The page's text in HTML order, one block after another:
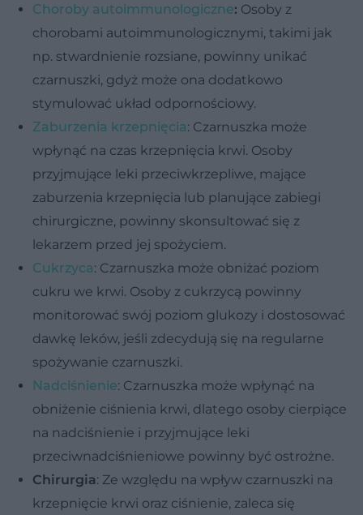
Choroby autoimmunologiczne: Osoby z
chorobami autoimmunologicznymi, takimi jak
np. stwardnienie rozsiane, powinny unikać
czarnuszki, gdyż może ona dodatkowo
stymulować układ odpornościowy.
Zaburzenia krzepnięcia: Czarnuszka może
wpłynąć na czas krzepnięcia krwi. Osoby
przyjmujące leki przeciwkrzepliwe, mające
zaburzenia krzepnięcia lub planujące zabiegi
chirurgiczne, powinny skonsultować się z
lekarzem przed jej spożyciem.
Cukrzyca: Czarnuszka może obniżać poziom
cukru we krwi. Osoby z cukrzycą powinny
monitorować swój poziom glukozy i dostosować
dawkę leków, jeśli zdecydują się na regularne
spożywanie czarnuszki.
Nadciśnienie: Czarnuszka może wpłynąć na
obniżenie ciśnienia krwi, dlatego osoby cierpiące
na nadciśnienie i przyjmujące leki
przeciwnadciśnieniowe powinny być ostrożne.
Chirurgia: Ze względu na wpływ czarnuszki na
krzepnięcie krwi oraz ciśnienie, zaleca się